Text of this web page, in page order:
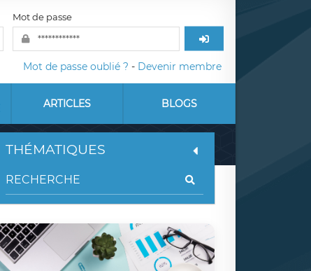
Mot de passe
Mot de passe oublié ? - Devenir membre
ARTICLES BLOGS
THÉMATIQUES